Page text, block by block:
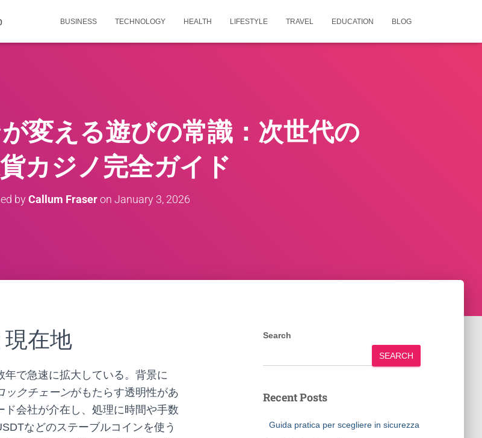
BUSINESS TECHNOLOGY HEALTH LIFESTYLE TRAVEL EDUCATION BLOG
変える遊びの常識：次世代の
カジノ完全ガイド
byCallum Fraseron January 3, 2026
在地
年で急速に拡大している。背景に
ックチェーンがもたらす透明性があ
会社が介在し、処理に時間や手数
などのステーブルコインを使う
Search
SEARCH
Recent Posts
Guida pratica per scegliere in sicurezza